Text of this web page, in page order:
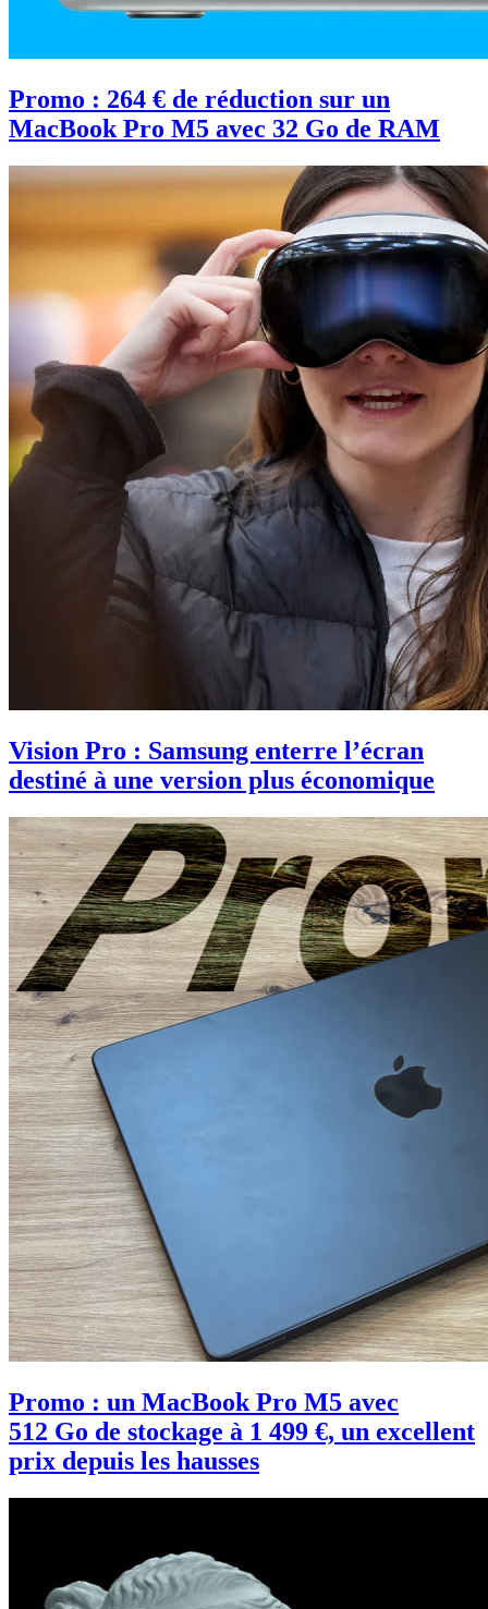
Promo : 264 € de réduction sur un
MacBook Pro M5 avec 32 Go de RAM
Vision Pro : Samsung enterre l’écran
destiné à une version plus économique
Promo : un MacBook Pro M5 avec
512 Go de stockage à 1 499 €, un excellent
prix depuis les hausses